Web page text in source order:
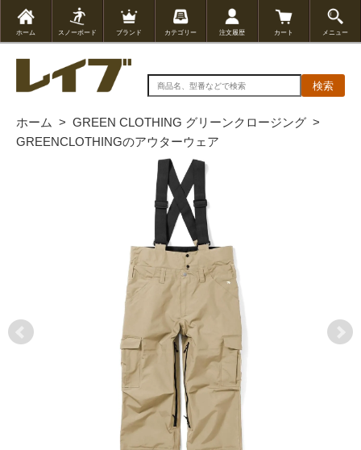
ホーム スノーボード ブランド カテゴリー 注文履歴 カート メニュー
検索
ホーム > GREEN CLOTHING グリーンクロージング >
GREENCLOTHINGのアウターウェア